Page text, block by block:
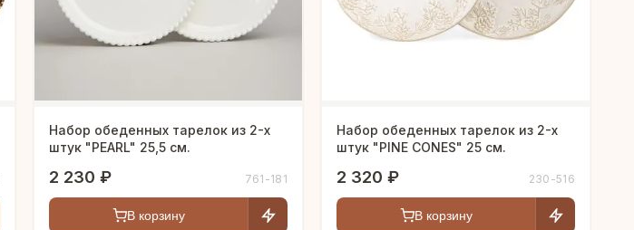
Набор обеденных тарелок из 2-х
штук "PEARL" 25,5 см.
2 230 ₽ 761-181
В корзину
Набор обеденных тарелок из 2-х
штук "PINE CONES" 25 см.
2 320 ₽ 230-516
В корзину